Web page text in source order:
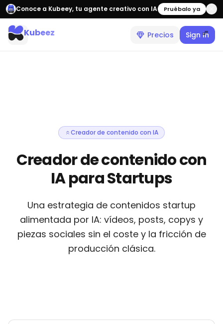
Conoce a Kubeey, tu agente creativo con IA Pruébalo ya
Precios Sign In
Kubeez
Creador de contenido con IA
Creador de contenido con
IA para Startups
Una estrategia de contenidos startup
alimentada por IA: vídeos, posts, copys y
piezas sociales sin el coste y la fricción de
producción clásica.